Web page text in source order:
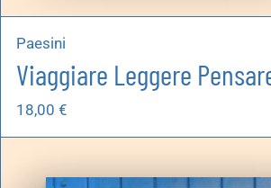
Paesini
Viaggiare Leggere
18,00 €